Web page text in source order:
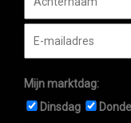
Mijn marktdag:
Dinsdag